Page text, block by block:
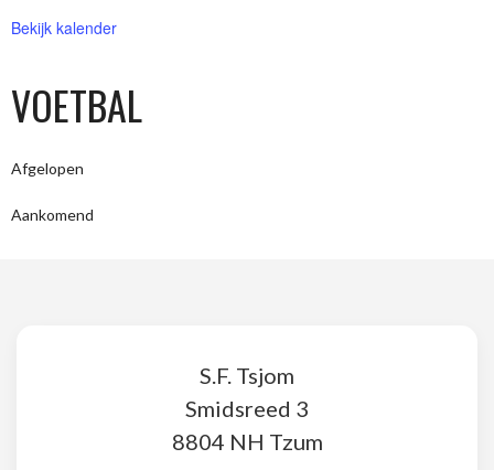
Bekijk kalender
VOETBAL
Afgelopen
Aankomend
S.F. Tsjom
Smidsreed 3
8804 NH Tzum